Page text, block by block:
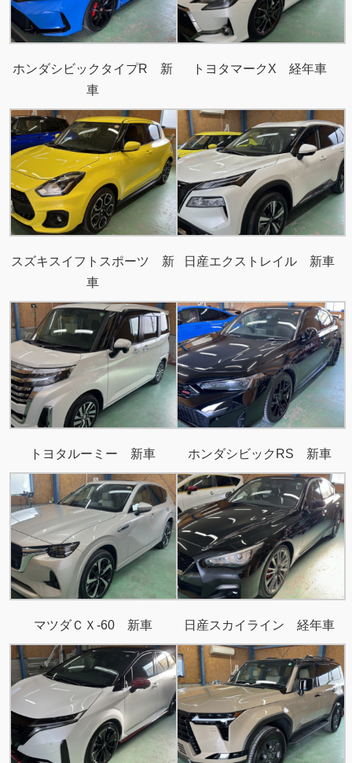
ホンダシビックタイプR 新
車
トヨタマークX 経年車
スズキスイフトスポーツ 新
車
日産エクストレイル 新車
トヨタルーミー 新車 ホンダシビックRS 新車
マツダＣＸ-60 新車 日産スカイライン 経年車